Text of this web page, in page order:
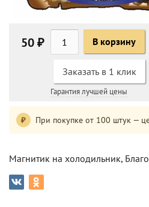
50 ₽ В корзину
Заказать в 1 клик
Гарантия лучшей цены
₽ При покупке от 100 штук —
Магнитик на холодильник,